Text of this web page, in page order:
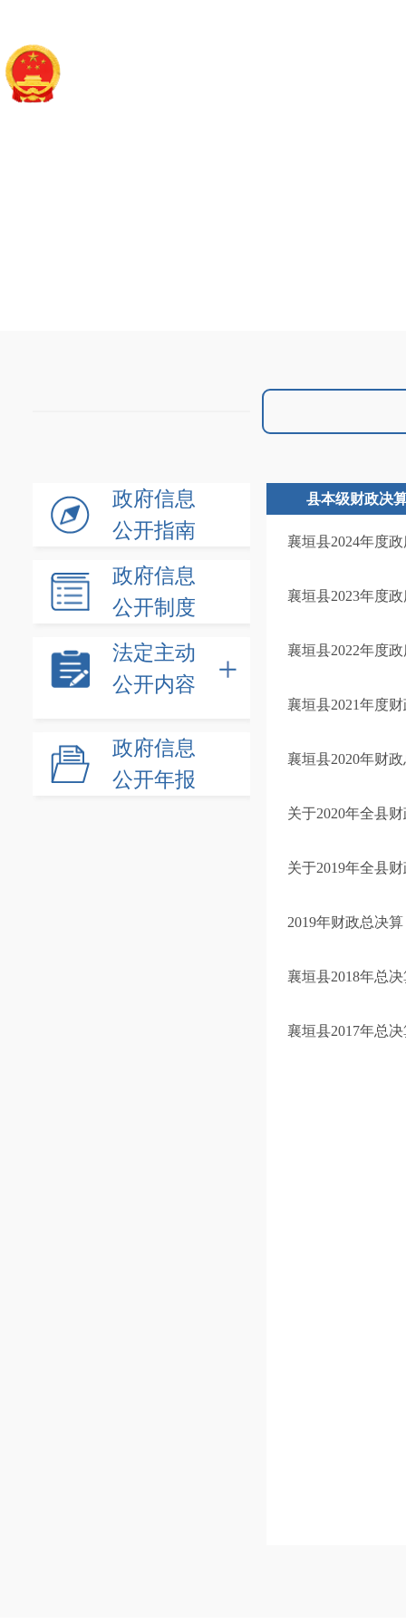
政府信息
公开指南
政府信息
公开制度
法定主动
公开内容
政府信息
公开年报
县本级财政决
襄垣县2024年度
襄垣县2023年度
襄垣县2022年度
襄垣县2021年度
襄垣县2020年财
关于2020年全县
关于2019年全县
2019年财政总决算
襄垣县2018年总
襄垣县2017年总